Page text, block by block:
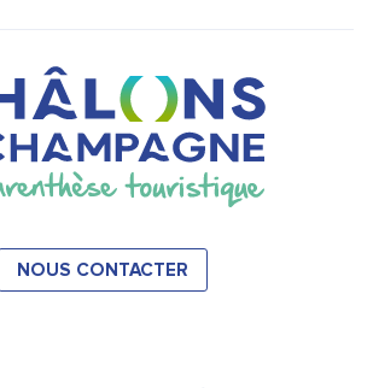
NOUS CONTACTER